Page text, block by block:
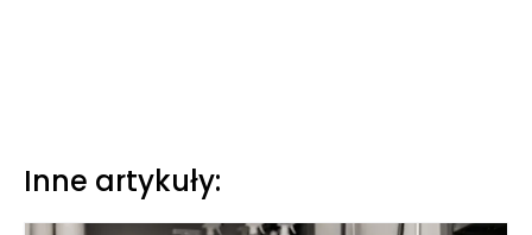
Inne artykuły: